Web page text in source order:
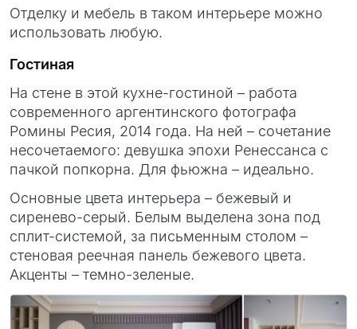
Отделку и мебель в таком интерьере можно
использовать любую.
Гостиная
На стене в этой кухне-гостиной – работа
современного аргентинского фотографа
Ромины Ресия, 2014 года. На ней – сочетание
несочетаемого: девушка эпохи Ренессанса с
пачкой попкорна. Для фьюжна – идеально.
Основные цвета интерьера – бежевый и
сиренево-серый. Белым выделена зона под
сплит-системой, за письменным столом –
стеновая реечная панель бежевого цвета.
Акценты – темно-зеленые.